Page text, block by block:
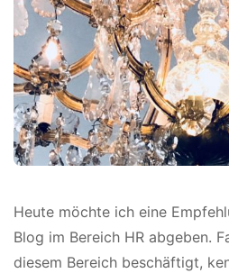
Heute möchte ich eine
Blog im Bereich HR abgeben.
diesem Bereich beschäftigt,